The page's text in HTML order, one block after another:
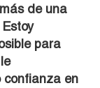
de una
para
confianza en